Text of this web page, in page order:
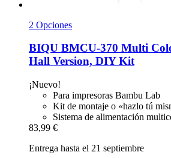
2 Opciones
BIQU BMCU-​370 Multi
Hall Version, DIY Kit
¡Nuevo!
Para impresoras Bambu Lab
Kit de montaje o «hazlo tú
Sistema de alimentación
83,99 €
Entrega hasta el 21 septiembre